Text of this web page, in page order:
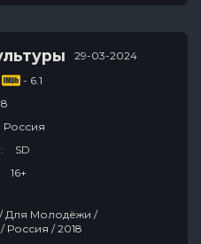
29-03-2024
- 6.1
Россия
SD
16+
Для Молодёжи /
Россия / 2018